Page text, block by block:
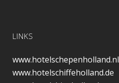
LINKS
www.hotelschepenholland.nl
www.hotelschiffeholland.de